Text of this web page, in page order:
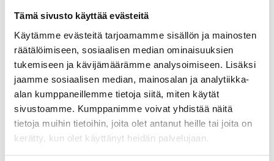
Tämä sivusto käyttää evästeitä
Käytämme evästeitä tarjoamamme sisällön ja mainosten
räätälöimiseen, sosiaalisen median ominaisuuksien
tukemiseen ja kävijämäärämme analysoimiseen. Lisäksi
jaamme sosiaalisen median, mainosalan ja analytiikka-
alan kumppaneillemme tietoja siitä, miten käytät
sivustoamme. Kumppanimme voivat yhdistää näitä
tietoja muihin tietoihin, joita olet antanut heille tai joita on
kerätty, kun olet käyttänyt heidän palvelujaan.
Puhelinnumero +358 9 45400110
Sähköposti info.finland@safesack.com
SafeSack Scandinavia AB on pohjoismainen
pakkausmateriaalien toimittaja. Tuotevalikoimaamme
kuuluvat suursäkit sekä PE- ja paperisäkit. Toimintamme
perusta on aito ja vilpitön halu tarjota tehokasta palvelua
asiakkaillemme ja yhteistyökumppaneillemme.